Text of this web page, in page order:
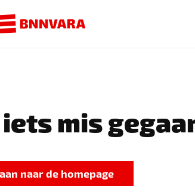
mis
naar de homepage